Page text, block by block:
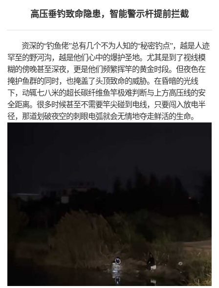
高压垂钓致命隐患，智能警示杆提前拦截
资深的“钓鱼佬”总有几个不为人知的“秘密钓点”，越是人迹
罕至的野河沟，越是他们心中的爆护圣地。尤其是到了视线模
糊的傍晚甚至深夜，更是他们频繁挥竿的黄金时段。但夜色在
掩护鱼群的同时，也掩盖了头顶致命的威胁。在昏暗的光线
下，动辄七八米的超长碳纤维鱼竿极难判断与上方高压线的安
全距离。很多时候甚至不需要竿尖碰到电线，只要闯入放电半
径，那道划破夜空的刺眼电弧就会无情地夺走鲜活的生命。